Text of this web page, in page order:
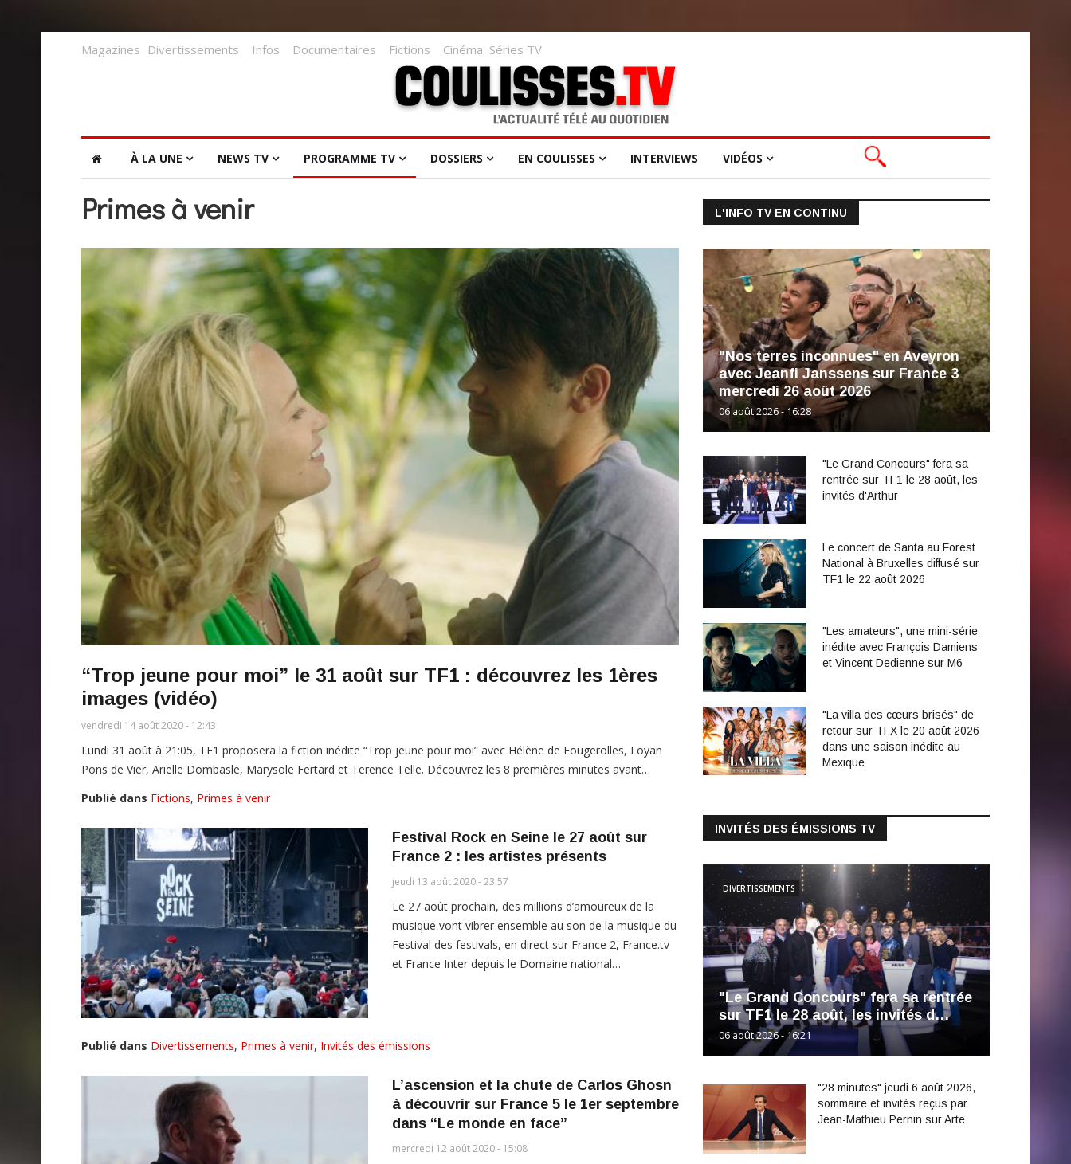
Magazines Divertissements Infos Documentaires Fictions Cinéma Séries TV
À LA UNE NEWS TV PROGRAMME TV DOSSIERS EN COULISSES INTERVIEWS VIDÉOS
Primes à venir
“Trop jeune pour moi” le 31 août sur TF1 : découvrez les 1ères
images (vidéo)
vendredi 14 août 2020 - 12:43
Lundi 31 août à 21:05, TF1 proposera la fiction inédite “Trop jeune pour moi” avec Hélène de Fougerolles, Loyan
Pons de Vier, Arielle Dombasle, Marysole Fertard et Terence Telle. Découvrez les 8 premières minutes avant…
Publié dans Fictions, Primes à venir
Festival Rock en Seine le 27 août sur
France 2 : les artistes présents
jeudi 13 août 2020 - 23:57
Le 27 août prochain, des millions d’amoureux de la
musique vont vibrer ensemble au son de la musique du
Festival des festivals, en direct sur France 2, France.tv
et France Inter depuis le Domaine national…
Publié dans Divertissements, Primes à venir, Invités des émissions
L’ascension et la chute de Carlos Ghosn
à découvrir sur France 5 le 1er septembre
dans “Le monde en face”
mercredi 12 août 2020 - 15:08
L'INFO TV EN CONTINU
"Nos terres inconnues" en Aveyron
avec Jeanfi Janssens sur France 3
mercredi 26 août 2026
06 août 2026 - 16:28
"Le Grand Concours" fera sa
rentrée sur TF1 le 28 août, les
invités d'Arthur
Le concert de Santa au Forest
National à Bruxelles diffusé sur
TF1 le 22 août 2026
"Les amateurs", une mini-série
inédite avec François Damiens
et Vincent Dedienne sur M6
"La villa des cœurs brisés" de
retour sur TFX le 20 août 2026
dans une saison inédite au
Mexique
INVITÉS DES ÉMISSIONS TV
"Le Grand Concours" fera sa rentrée
sur TF1 le 28 août, les invités d…
06 août 2026 - 16:21
DIVERTISSEMENTS
"28 minutes" jeudi 6 août 2026,
sommaire et invités reçus par
Jean-Mathieu Pernin sur Arte